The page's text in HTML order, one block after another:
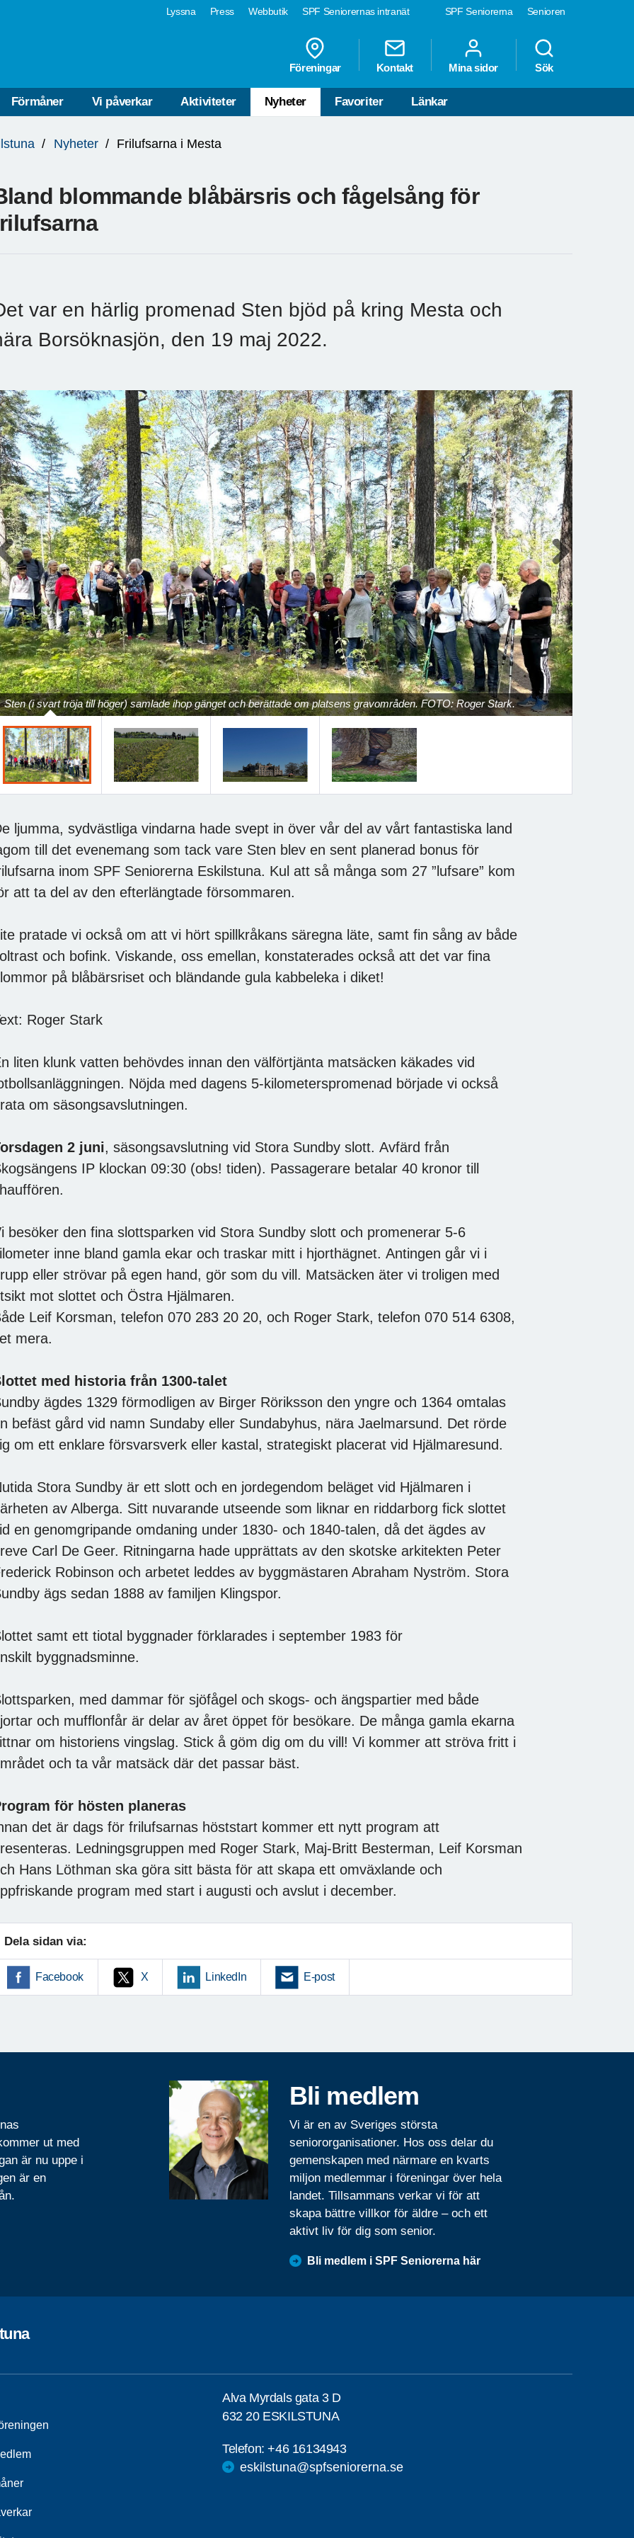
SPF Seniorerna Senioren
Lyssna Press Webbutik SPF Seniorernas intranät
Föreningar Kontakt Mina sidor Sök
Förmåner Vi påverkar Aktiviteter Nyheter Favoriter Länkar
Nyheter Frilufsarna i Mesta
blommande blåbärsris och fågelsång för
var en härlig promenad Sten bjöd på kring Mesta och
Borsöknasjön, den 19 maj 2022.
Sten (i svart tröja till höger) samlade ihop gänget och berättade om platsens gravområden. FOTO: Roger Stark.
Next
ljumma, sydvästliga vindarna hade svept in över vår del av vårt fantastiska land
till det evenemang som tack vare Sten blev en sent planerad bonus för
inom SPF Seniorerna Eskilstuna. Kul att så många som 27 ”lufsare” kom
att ta del av den efterlängtade försommaren.
pratade vi också om att vi hört spillkråkans säregna läte, samt fin sång av både
och bofink. Viskande, oss emellan, konstaterades också att det var fina
på blåbärsriset och bländande gula kabbeleka i diket!
Roger Stark
liten klunk vatten behövdes innan den välförtjänta matsäcken käkades vid
Nöjda med dagens 5-kilometerspromenad började vi också
om säsongsavslutningen.
2 juni, säsongsavslutning vid Stora Sundby slott. Avfärd från
IP klockan 09:30 (obs! tiden). Passagerare betalar 40 kronor till
besöker den fina slottsparken vid Stora Sundby slott och promenerar 5-6
inne bland gamla ekar och traskar mitt i hjorthägnet. Antingen går vi i
eller strövar på egen hand, gör som du vill. Matsäcken äter vi troligen med
mot slottet och Östra Hjälmaren.
Leif Korsman, telefon 070 283 20 20, och Roger Stark, telefon 070 514 6308,
mera.
med historia från 1300-talet
ägdes 1329 förmodligen av Birger Röriksson den yngre och 1364 omtalas
befäst gård vid namn Sundaby eller Sundabyhus, nära Jaelmarsund. Det rörde
om ett enklare försvarsverk eller kastal, strategiskt placerat vid Hjälmaresund.
Stora Sundby är ett slott och en jordegendom beläget vid Hjälmaren i
av Alberga. Sitt nuvarande utseende som liknar en riddarborg fick slottet
en genomgripande omdaning under 1830- och 1840-talen, då det ägdes av
Carl De Geer. Ritningarna hade upprättats av den skotske arkitekten Peter
Robinson och arbetet leddes av byggmästaren Abraham Nyström. Stora
ägs sedan 1888 av familjen Klingspor.
samt ett tiotal byggnader förklarades i september 1983 för
byggnadsminne.
med dammar för sjöfågel och skogs- och ängspartier med både
och mufflonfår är delar av året öppet för besökare. De många gamla ekarna
om historiens vingslag. Stick å göm dig om du vill! Vi kommer att ströva fritt i
och ta vår matsäck där det passar bäst.
för hösten planeras
det är dags för frilufsarnas höststart kommer ett nytt program att
Ledningsgruppen med Roger Stark, Maj-Britt Besterman, Leif Korsman
Hans Löthman ska göra sitt bästa för att skapa ett omväxlande och
program med start i augusti och avslut i december.
Dela sidan via:
Facebook X LinkedIn E-post
ut med
är nu uppe i
är en
Bli medlem
Vi är en av Sveriges största
seniororganisationer. Hos oss delar du
gemenskapen med närmare en kvarts
miljon medlemmar i föreningar över hela
landet. Tillsammans verkar vi för att
skapa bättre villkor för äldre – och ett
aktivt liv för dig som senior.
Bli medlem i SPF Seniorerna här
Alva Myrdals gata 3 D
632 20 ESKILSTUNA
Telefon:+46 16134943
eskilstuna@spfseniorerna.se